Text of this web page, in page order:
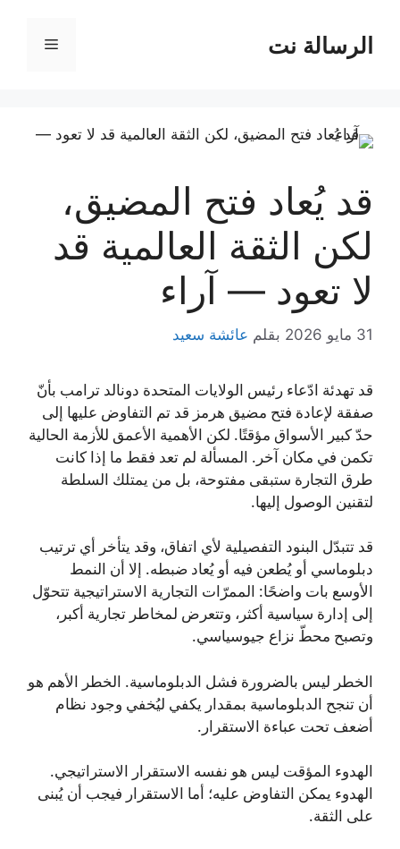
المحتوىالرسالة نت القائمة
قد يُعاد فتح المضيق،
لكن الثقة العالمية قد
لا تعود — آراء
31 مايو 2026 بقلم عائشة سعيد
قد تهدئة ادّعاء رئيس الولايات المتحدة دونالد ترامب بأنّ
صفقة لإعادة فتح مضيق هرمز قد تم التفاوض عليها إلى
حدّ كبير الأسواق مؤقتًا. لكن الأهمية الأعمق للأزمة الحالية
تكمن في مكان آخر. المسألة لم تعد فقط ما إذا كانت
طرق التجارة ستبقى مفتوحة، بل من يمتلك السلطة
لتقنين الوصول إليها.
قد تتبدّل البنود التفصيلية لأي اتفاق، وقد يتأخر أي ترتيب
دبلوماسي أو يُطعن فيه أو يُعاد ضبطه. إلا أن النمط
الأوسع بات واضحًا: الممرّات التجارية الاستراتيجية تتحوّل
إلى إدارة سياسية أكثر، وتتعرض لمخاطر تجارية أكبر،
وتصبح محطّ نزاع جيوسياسي.
الخطر ليس بالضرورة فشل الدبلوماسية. الخطر الأهم هو
أن تنجح الدبلوماسية بمقدار يكفي ليُخفي وجود نظام
أضعف تحت عباءة الاستقرار.
الهدوء المؤقت ليس هو نفسه الاستقرار الاستراتيجي.
الهدوء يمكن التفاوض عليه؛ أما الاستقرار فيجب أن يُبنى
على الثقة.